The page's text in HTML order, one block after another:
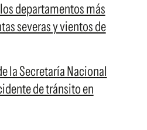
departamentos más
severas y vientos de
la Secretaría Nacional
de tránsito en